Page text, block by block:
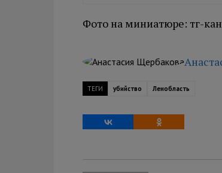
Фото на миниатюре: тг-
ТЕГИ убийство Ленобласть